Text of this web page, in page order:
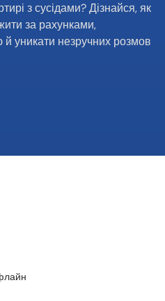
з сусідами? Дізнайся, як
за рахунками,
уникати незручних розмов